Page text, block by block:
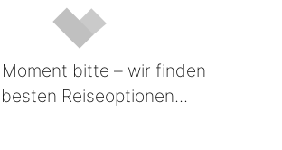
Moment bitte – wir finden
Reiseoptionen...